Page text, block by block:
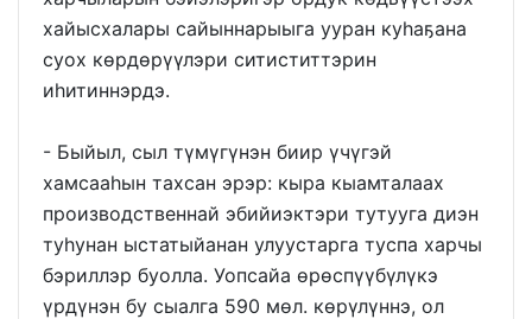
хайысхалары сайыннарыыга ууран куһаҕана
суох көрдөрүүлэри ситиститтэрин
иһитиннэрдэ.
- Быйыл, сыл түмүгүнэн биир үчүгэй
хамсааһын тахсан эрэр: кыра кыамталаах
производственнай эбийиэктэри тутууга диэн
туһунан ыстатыйанан улуустарга туспа харчы
бэриллэр буолла. Уопсайа өрөспүүбүлүкэ
үрдүнэн бу сыалга 590 мөл. көрүлүннэ, ол